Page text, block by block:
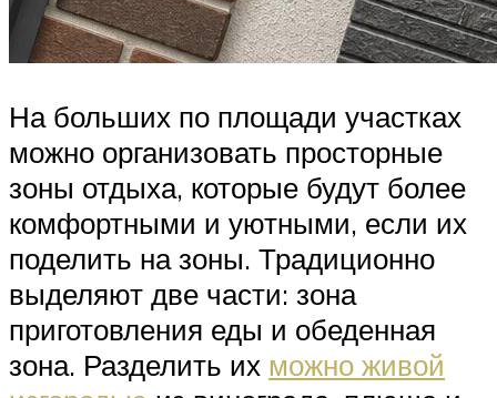
На больших по площади участках
можно организовать просторные
зоны отдыха, которые будут более
комфортными и уютными, если их
поделить на зоны. Традиционно
выделяют две части: зона
приготовления еды и обеденная
зона. Разделить их можно живой